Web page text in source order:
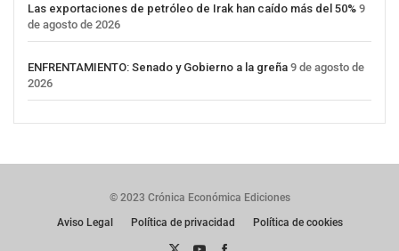
Las exportaciones de petróleo de Irak han caído más del 50% 9
de agosto de 2026
ENFRENTAMIENTO: Senado y Gobierno a la greña 9 de agosto de
2026
© 2023 Crónica Económica Ediciones
Aviso Legal
Política de privacidad Política de cookies